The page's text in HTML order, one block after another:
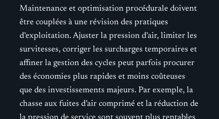
Maintenance et optimisation procédurale doivent
être couplées à une révision des pratiques
d’exploitation. Ajuster la pression d’air, limiter les
survitesses, corriger les surcharges temporaires et
affiner la gestion des cycles peut parfois procurer
des économies plus rapides et moins coûteuses
que des investissements majeurs. Par exemple, la
chasse aux fuites d’air comprimé et la réduction de